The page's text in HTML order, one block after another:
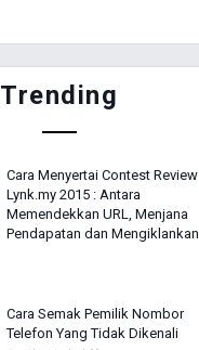
Trending
Cara Menyertai Contest Review
Lynk.my 2015 : Antara
Memendekkan URL, Menjana
Pendapatan dan Mengiklankan
Cara Semak Pemilik Nombor
Telefon Yang Tidak Dikenali